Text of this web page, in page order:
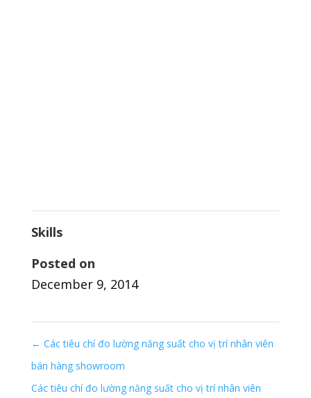
Skills
Posted on
December 9, 2014
← Các tiêu chí đo lường năng suất cho vị trí nhân viên
bán hàng showroom
Các tiêu chí đo lường năng suất cho vị trí nhân viên